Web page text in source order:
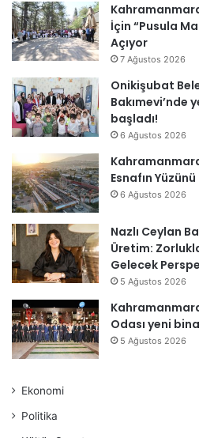
İçin “Pusula
Açıyor
7 Ağustos 2026
Onikişubat
Bakımevi’nde
başladı!
6 Ağustos 2026
Esnafın
6 Ağustos 2026
Nazlı Ceylan
Üretim:
Gelecek
5 Ağustos 2026
Odası yeni
5 Ağustos 2026
Ekonomi
Politika